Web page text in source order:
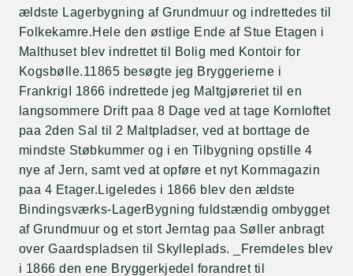
ældste Lagerbygning af Grundmuur og indrettedes til
Folkekamre.Hele den østlige Ende af Stue Etagen i
Malthuset blev indrettet til Bolig med Kontoir for
Kogsbølle.11865 besøgte jeg Bryggerierne i
FrankrigI 1866 indrettede jeg Maltgjøreriet til en
langsommere Drift paa 8 Dage ved at tage Kornloftet
paa 2den Sal til 2 Maltpladser, ved at borttage de
mindste Støbkummer og i en Tilbygning opstille 4
nye af Jern, samt ved at opføre et nyt Kornmagazin
paa 4 Etager.Ligeledes i 1866 blev den ældste
Bindingsværks-LagerBygning fuldstændig ombygget
af Grundmuur og et stort Jerntag paa Søller anbragt
over Gaardspladsen til Skylleplads. _Fremdeles blev
i 1866 den ene Bryggerkjedel forandret til